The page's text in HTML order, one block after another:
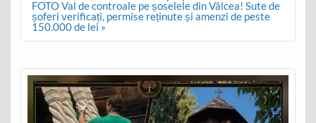
FOTO Val de controale pe șoselele din Vâlcea! Sute de
șoferi verificați, permise reținute și amenzi de peste
150.000 de lei »